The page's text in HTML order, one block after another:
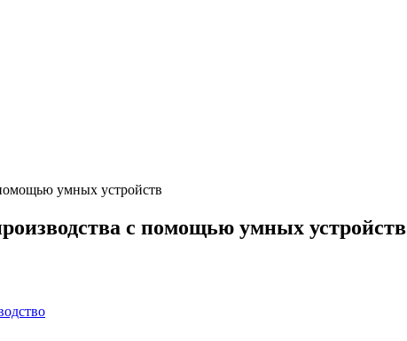
умных устройств
с помощью умных устройств